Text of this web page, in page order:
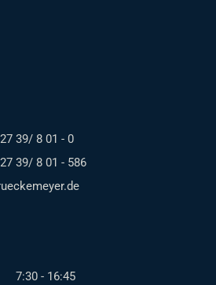
39/ 8 01 - 0
39/ 8 01 - 586
7:30 - 16:45